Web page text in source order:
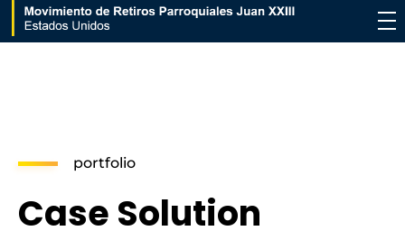
Movimiento de Retiros Parroquiales Juan XXIII - Estados Unidos
portfolio
Case Solution